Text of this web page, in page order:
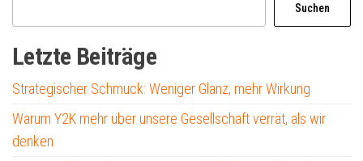
Suchen
Letzte Beiträge
Strategischer Schmuck: Weniger Glanz, mehr Wirkung
Warum Y2K mehr über unsere Gesellschaft verrät, als wir
denken